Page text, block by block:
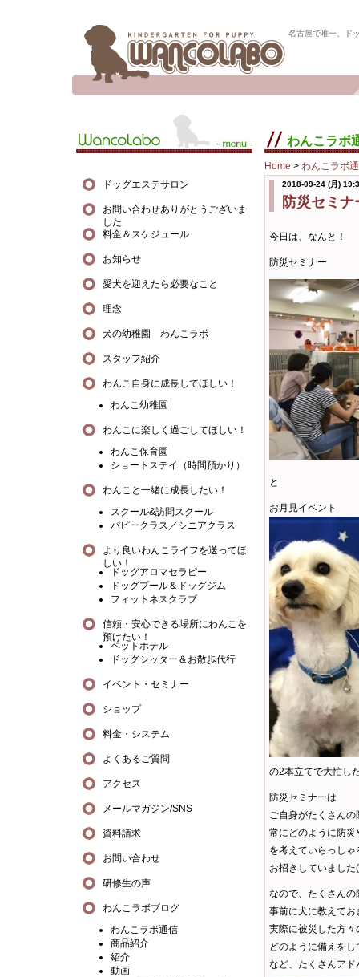
名古屋で唯一、ド
わんこラボ
Home > わんこラボ
2018-09-24 (月)
防災セミ
今日は、なんと！
防災セミナー
と
お月見イベント
の2本立てで大忙し
防災セミナーは
ご自身がたくさん
常にどのように防
を考えていらっし
お招きしていまし
なので、たくさん
事前に犬に教えてお
実際に被災した方々
どのように備えを
など、たくさんア
ドッグエステサロン
お問い合わせありがとうございま
した
料金＆スケジュール
お知らせ
愛犬を迎えたら必要なこと
理念
犬の幼稚園 わんこラボ
スタッフ紹介
わんこ自身に成長してほしい！
わんこ幼稚園
わんこに楽しく過ごしてほしい！
わんこ保育園
ショートステイ（時間預かり）
わんこと一緒に成長したい！
スクール&訪問スクール
パピークラス／シニアクラス
より良いわんこライフを送ってほ
しい！
ドッグアロマセラピー
ドッグプール＆ドッグジム
フィットネスクラブ
信頼・安心できる場所にわんこを
預けたい！
ペットホテル
ドッグシッター＆お散歩代行
イベント・セミナー
ショップ
料金・システム
よくあるご質問
アクセス
メールマガジン/SNS
資料請求
お問い合わせ
研修生の声
わんこラボブログ
わんこラボ通信
商品紹介
紹介
動画